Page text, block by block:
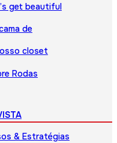
get beautiful
de
closet
Rodas
& Estratégias